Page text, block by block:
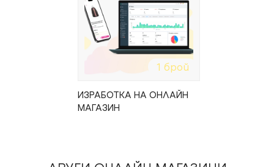
1 брой
ИЗРАБОТКА НА ОНЛАЙН
МАГАЗИН